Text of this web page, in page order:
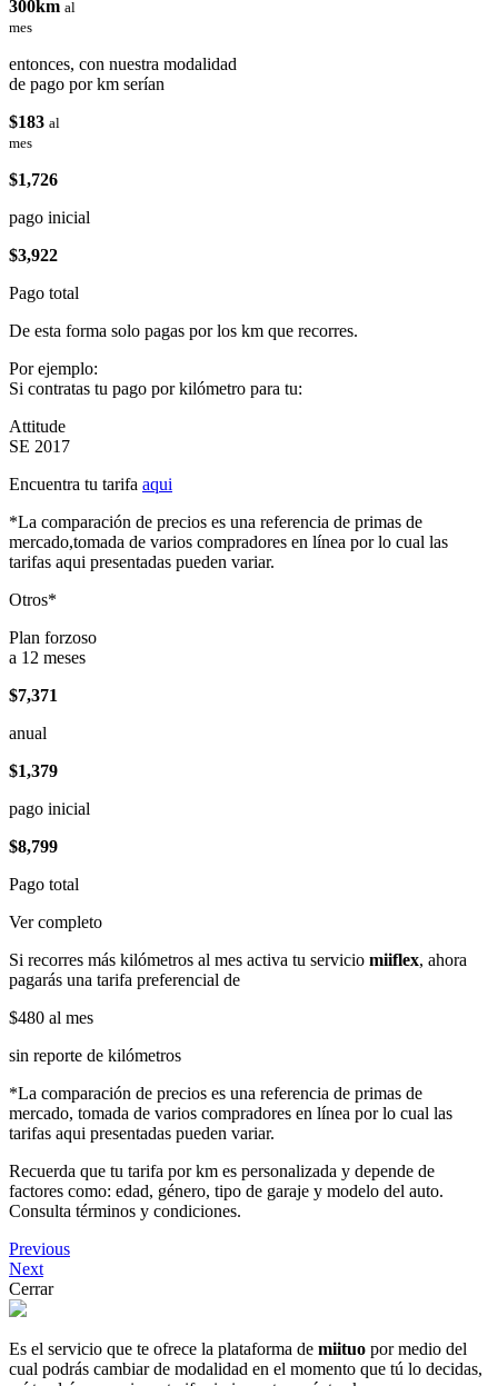
300km al
mes
entonces, con nuestra modalidad
de pago por km serían
$183 al
mes
$1,726
pago inicial
$3,922
Pago total
De esta forma solo pagas por los km que recorres.
Por ejemplo:
Si contratas tu pago por kilómetro para tu:
Attitude
SE 2017
Encuentra tu tarifa aqui
*La comparación de precios es una referencia de primas de
mercado,tomada de varios compradores en línea por lo cual las
tarifas aqui presentadas pueden variar.
Otros*
Plan forzoso
a 12 meses
$7,371
anual
$1,379
pago inicial
$8,799
Pago total
Ver completo
Si recorres más kilómetros al mes activa tu servicio miiflex, ahora
pagarás una tarifa preferencial de
$480 al mes
sin reporte de kilómetros
*La comparación de precios es una referencia de primas de
mercado, tomada de varios compradores en línea por lo cual las
tarifas aqui presentadas pueden variar.
Recuerda que tu tarifa por km es personalizada y depende de
factores como: edad, género, tipo de garaje y modelo del auto.
Consulta términos y condiciones.
Previous
Next
Cerrar
Es el servicio que te ofrece la plataforma de miituo por medio del
cual podrás cambiar de modalidad en el momento que tú lo decidas,